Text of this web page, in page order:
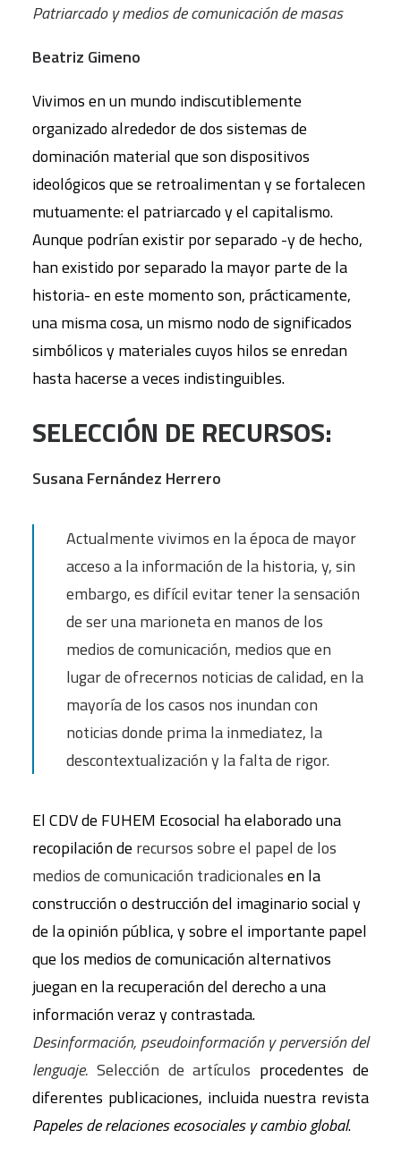
Patriarcado y medios de comunicación de masas
Beatriz Gimeno
Vivimos en un mundo indiscutiblemente
organizado alrededor de dos sistemas de
dominación material que son dispositivos
ideológicos que se retroalimentan y se fortalecen
mutuamente: el patriarcado y el capitalismo.
Aunque podrían existir por separado -y de hecho,
han existido por separado la mayor parte de la
historia- en este momento son, prácticamente,
una misma cosa, un mismo nodo de significados
simbólicos y materiales cuyos hilos se enredan
hasta hacerse a veces indistinguibles.
SELECCIÓN DE RECURSOS:
Susana Fernández Herrero
Actualmente vivimos en la época de mayor
acceso a la información de la historia, y, sin
embargo, es difícil evitar tener la sensación
de ser una marioneta en manos de los
medios de comunicación, medios que en
lugar de ofrecernos noticias de calidad, en la
mayoría de los casos nos inundan con
noticias donde prima la inmediatez, la
descontextualización y la falta de rigor.
El CDV de FUHEM Ecosocial ha elaborado una
recopilación de recursos sobre el papel de los
medios de comunicación tradicionalesen la
construcción o destrucción del imaginario social y
de la opinión pública, y sobre el importante papel
que los medios de comunicación alternativos
juegan en la recuperación del derecho a una
información veraz y contrastada.
Desinformación, pseudoinformación y perversión del
lenguaje. Selección de artículos procedentes de
diferentes publicaciones, incluida nuestra revista
Papeles de relaciones ecosociales y cambio global.